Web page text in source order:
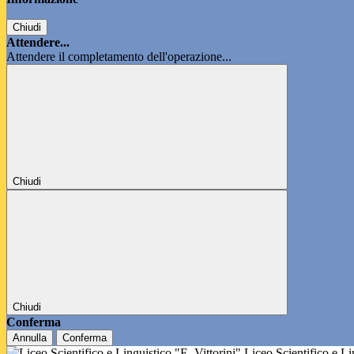
Chiudi
Attendere...
Attendere il completamento dell'operazione...
Chiudi
Chiudi
Conferma
Annulla Conferma